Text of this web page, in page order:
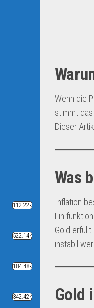
Wenn die
stimmt
Dieser
Was
Inflation
Ein
Gold
instabil
Gold
112.22k
522.14k
184.48k
342.42k